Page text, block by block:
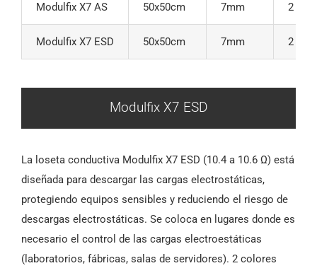
Modulfix X7 AS 50x50cm 7mm 2
Modulfix X7 ESD 50x50cm 7mm 2
Modulfix X7 ESD
La loseta conductiva Modulfix X7 ESD (10.4 a 10.6Ω) está
diseñada para descargar las cargas electrostáticas,
protegiendo equipos sensibles y reduciendo el riesgo de
descargas electrostáticas. Se coloca en lugares donde es
necesario el control de las cargas electroestáticas
(laboratorios, fábricas, salas de servidores). 2 colores